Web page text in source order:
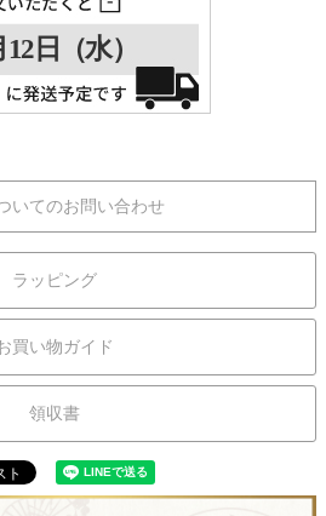
いてのお問い合わせ
ラッピング
買い物ガイド
領収書